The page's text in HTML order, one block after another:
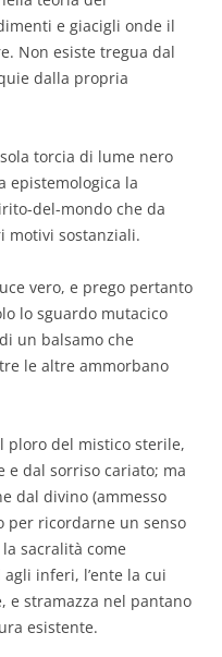
e giacigli onde il
Non esiste tregua dal
dalla propria
torcia di lume nero
epistemologica la
del-mondo che da
motivi sostanziali.
vero, e prego pertanto
lo sguardo mutacico
un balsamo che
le altre ammorbano
ploro del mistico sterile,
e dal sorriso cariato; ma
dal divino (ammesso
per ricordarne un senso
sacralità come
inferi, l’ente la cui
e stramazza nel pantano
esistente.